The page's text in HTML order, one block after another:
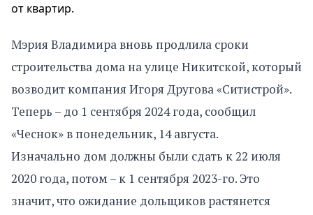
от квартир.
Мэрия Владимира вновь продлила сроки
строительства дома на улице Никитской, который
возводит компания Игоря Другова «Ситистрой».
Теперь – до 1 сентября 2024 года, сообщил
«Чеснок» в понедельник, 14 августа.
Изначально дом должны были сдать к 22 июля
2020 года, потом – к 1 сентября 2023-го. Это
значит, что ожидание дольщиков растянется